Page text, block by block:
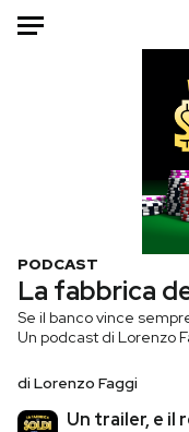
Tecnologia
Internet
Scienza
PODCAST
La fabbrica
Se il banco vince
Un podcast di Lorenzo
di Lorenzo Faggi
Un trailer, e il